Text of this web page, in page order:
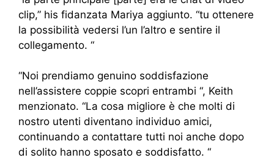
clip,” his fidanzata Mariya aggiunto. “tu ottenere
la possibilità vedersi l’un l’altro e sentire il
collegamento. “
“Noi prendiamo genuino soddisfazione
nell’assistere coppie scopri entrambi “, Keith
menzionato. “La cosa migliore è che molti di
nostro utenti diventano individuo amici,
continuando a contattare tutti noi anche dopo
di solito hanno sposato e soddisfatto. “